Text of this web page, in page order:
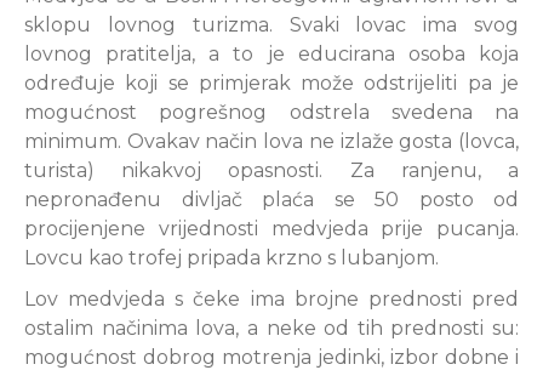
sklopu lovnog turizma. Svaki lovac ima svog
lovnog pratitelja, a to je educirana osoba koja
određuje koji se primjerak može odstrijeliti pa je
mogućnost pogrešnog odstrela svedena na
minimum. Ovakav način lova ne izlaže gosta (lovca,
turista) nikakvoj opasnosti. Za ranjenu, a
nepronađenu divljač plaća se 50 posto od
procijenjene vrijednosti medvjeda prije pucanja.
Lovcu kao trofej pripada krzno s lubanjom.
Lov medvjeda s čeke ima brojne prednosti pred
ostalim načinima lova, a neke od tih prednosti su:
mogućnost dobrog motrenja jedinki, izbor dobne i